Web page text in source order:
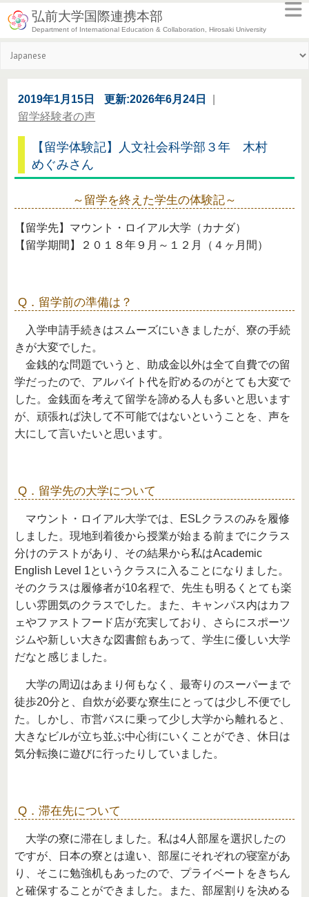
弘前大学国際連携本部
Department of International Education & Collaboration, Hirosaki University
2019年1月15日 更新:2026年6月24日
留学経験者の声
【留学体験記】人文社会科学部３年 木村
めぐみさん
～留学を終えた学生の体験記～
【留学先】マウント・ロイアル大学（カナダ）
【留学期間】２０１８年９月～１２月（４ヶ月間）
Q．留学前の準備は？
入学申請手続きはスムーズにいきましたが、寮の手続
きが大変でした。
金銭的な問題でいうと、助成金以外は全て自費での留
学だったので、アルバイト代を貯めるのがとても大変で
した。金銭面を考えて留学を諦める人も多いと思います
が、頑張れば決して不可能ではないということを、声を
大にして言いたいと思います。
Q．留学先の大学について
マウント・ロイアル大学では、ESLクラスのみを履修
しました。現地到着後から授業が始まる前までにクラス
分けのテストがあり、その結果から私はAcademic
English Level 1というクラスに入ることになりました。
そのクラスは履修者が10名程で、先生も明るくとても楽
しい雰囲気のクラスでした。また、キャンパス内はカフ
ェやファストフード店が充実しており、さらにスポーツ
ジムや新しい大きな図書館もあって、学生に優しい大学
だなと感じました。
大学の周辺はあまり何もなく、最寄りのスーパーまで
徒歩20分と、自炊が必要な寮生にとっては少し不便でし
た。しかし、市営バスに乗って少し大学から離れると、
大きなビルが立ち並ぶ中心街にいくことができ、休日は
気分転換に遊びに行ったりしていました。
Q．滞在先について
大学の寮に滞在しました。私は4人部屋を選択したの
ですが、日本の寮とは違い、部屋にそれぞれの寝室があ
り、そこに勉強机もあったので、プライベートをきちん
と確保することができました。また、部屋割りを決める